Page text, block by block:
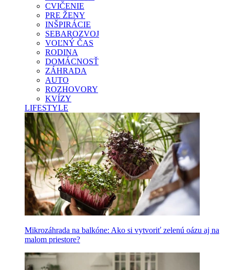
CVIČENIE
PRE ŽENY
INŠPIRÁCIE
SEBAROZVOJ
VOĽNÝ ČAS
RODINA
DOMÁCNOSŤ
ZÁHRADA
AUTO
ROZHOVORY
KVÍZY
LIFESTYLE
Mikrozáhrada na balkóne: Ako si vytvoriť zelenú oázu aj na
malom priestore?